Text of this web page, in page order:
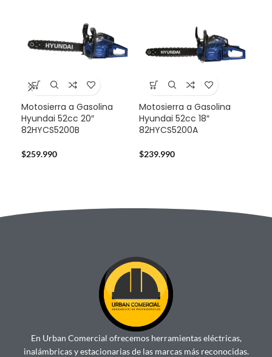
Motosierra a Gasolina
Hyundai 52cc 20″
82HYCS5200B
$259.990
Motosierra a Gasolina
Hyundai 52cc 18″
82HYCS5200A
$239.990
En Urban Comercial ofrecemos herramientas eléctricas,
inalámbricas y estacionarias de las marcas más reconocidas.